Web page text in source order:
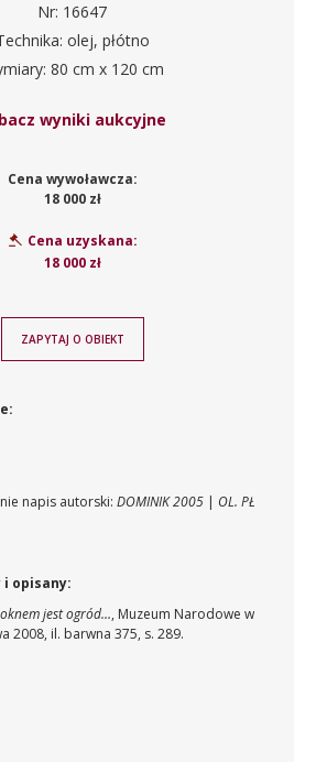
Nr: 16647
olej, płótno
80 cm x 120 cm
wyniki aukcyjne
Cena wywoławcza:
18 000 zł
Cena uzyskana:
18 000 zł
ZAPYTAJ O OBIEKT
napis autorski: DOMINIK 2005 | OL. PŁ
i opisany:
jest ogród…, Muzeum Narodowe w
2008, il. barwna 375, s. 289.